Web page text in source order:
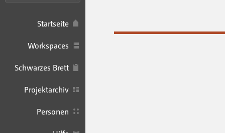
Startseite
Workspaces
Schwarzes Brett
Projektarchiv
Personen